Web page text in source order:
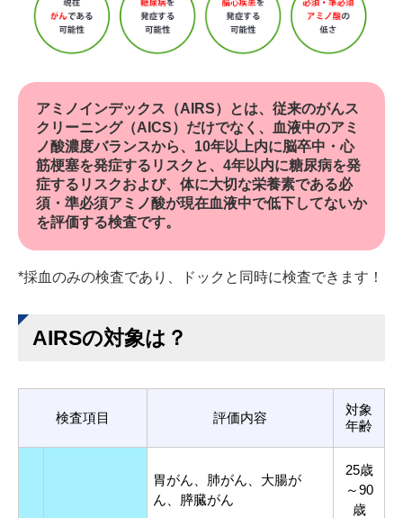
アミノインデックス（AIRS）とは、従来のがんス
クリーニング（AICS）だけでなく、血液中のアミ
ノ酸濃度バランスから、10年以上内に脳卒中・心
筋梗塞を発症するリスクと、4年以内に糖尿病を発
症するリスクおよび、体に大切な栄養素である必
須・準必須アミノ酸が現在血液中で低下してないか
を評価する検査です。
*採血のみの検査であり、ドックと同時に検査できます！
AIRSの対象は？
検査項目 評価内容
対象
年齢
胃がん、肺がん、大腸が
ん、膵臓がん
25歳
～90
歳